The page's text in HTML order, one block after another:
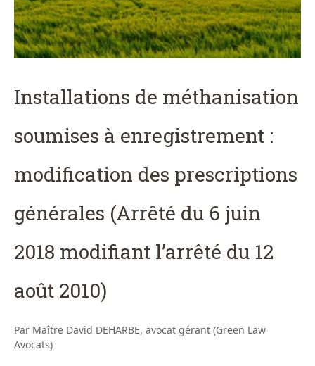
Installations de méthanisation
soumises à enregistrement :
modification des prescriptions
générales (Arrêté du 6 juin
2018 modifiant l’arrêté du 12
août 2010)
Par Maître David DEHARBE, avocat gérant (Green Law
Avocats)